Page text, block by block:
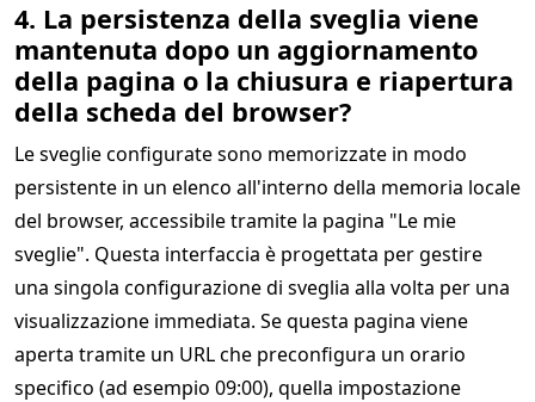
4. La persistenza della sveglia viene
mantenuta dopo un aggiornamento
della pagina o la chiusura e riapertura
della scheda del browser?
Le sveglie configurate sono memorizzate in modo
persistente in un elenco all'interno della memoria locale
del browser, accessibile tramite la pagina "Le mie
sveglie". Questa interfaccia è progettata per gestire
una singola configurazione di sveglia alla volta per una
visualizzazione immediata. Se questa pagina viene
aperta tramite un URL che preconfigura un orario
specifico (ad esempio 09:00), quella impostazione